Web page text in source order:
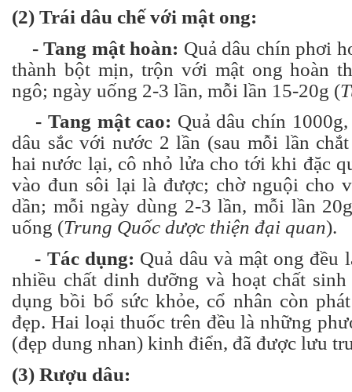
(2) Trái dâu chế với mật ong:
- Tang mật hoàn: Quả dâu chín phơi
thành bột mịn, trộn với mật ong hoàn
ngô; ngày uống 2-3 lần, mỗi lần 15-20g (
- Tang mật cao: Quả dâu chín
dâu sắc với nước 2 lần (sau mỗi lần
hai nước lại, cô nhỏ lửa cho tới khi đặc
vào đun sôi lại là được; chờ nguội cho
dần; mỗi ngày dùng 2-3 lần, mỗi lần
uống (Trung Quốc dược thiện đại quan).
- Tác dụng: Quả dâu và mật ong đều
nhiều chất dinh dưỡng và hoạt chất
dụng bồi bổ sức khỏe, cổ nhân còn
đẹp. Hai loại thuốc trên đều là những
(đẹp dung nhan) kinh điển, đã được lưu
(3) Rượu dâu: